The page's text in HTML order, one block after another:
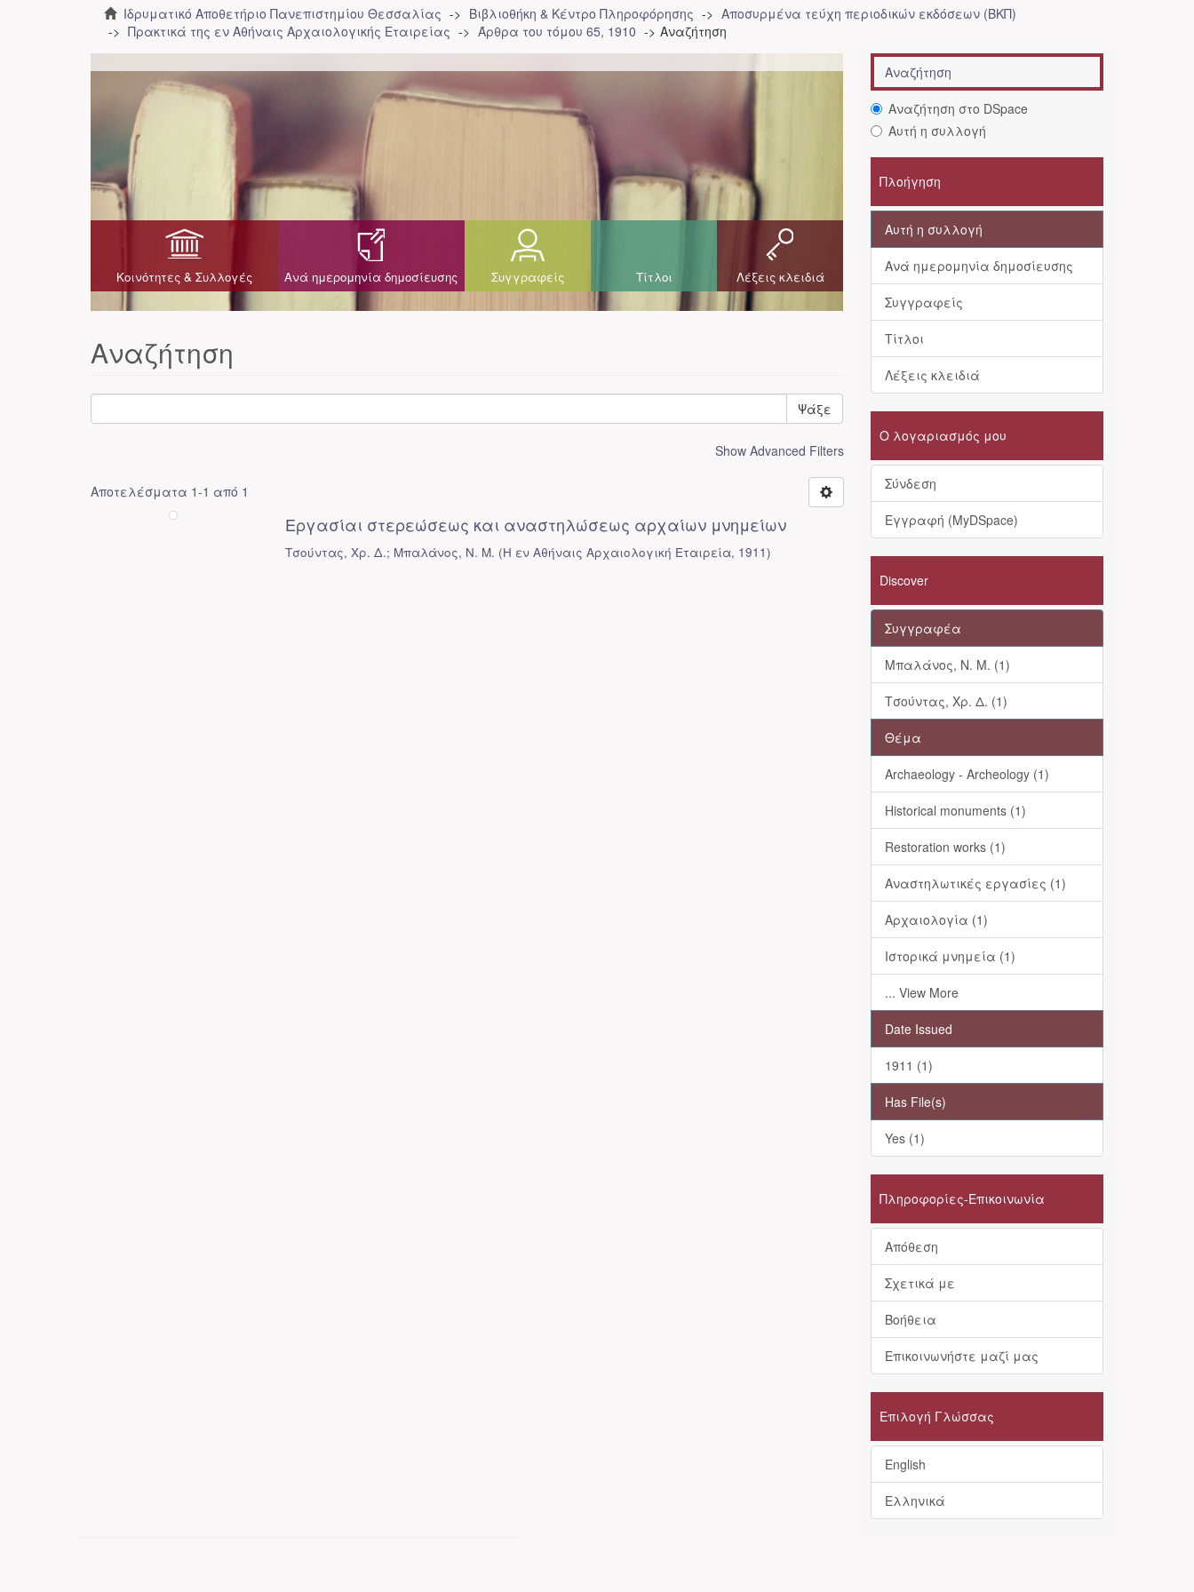
Ιδρυματικό Αποθετήριο Πανεπιστημίου Θεσσαλίας Βιβλιοθήκη & Κέντρο Πληροφόρησης
Αποσυρμένα τεύχη περιοδικών εκδόσεων (ΒΚΠ)
Πρακτικά της εν Αθήναις Αρχαιολογικής Εταιρείας
Άρθρα του τόμου 65, 1910 Αναζήτηση
Κοινότητες & Συλλογές Ανά ημερομηνία δημοσίευσης Συγγραφείς Τίτλοι Λέξεις κλειδιά
Αναζήτηση
Ψάξε
Show Advanced Filters
Αποτελέσματα 1-1 από 1
Εργασίαι στερεώσεως και αναστηλώσεως αρχαίων μνημείων
Τσούντας, Χρ. Δ.; Μπαλάνος, Ν. Μ. (Η εν Αθήναις Αρχαιολογική Εταιρεία, 1911)
Αναζήτηση στο DSpace
Αυτή η συλλογή
Πλοήγηση
Αυτή η συλλογή
Ανά ημερομηνία δημοσίευσης
Συγγραφείς
Τίτλοι
Λέξεις κλειδιά
Ο λογαριασμός μου
Σύνδεση
Εγγραφή (MyDSpace)
Discover
Συγγραφέα
Μπαλάνος, Ν. Μ. (1)
Τσούντας, Χρ. Δ. (1)
Θέμα
Archaeology - Archeology (1)
Historical monuments (1)
Restoration works (1)
Αναστηλωτικές εργασίες (1)
Αρχαιολογία (1)
Ιστορικά μνημεία (1)
... View More
Date Issued
1911 (1)
Has File(s)
Yes (1)
Πληροφορίες-Επικοινωνία
Απόθεση
Σχετικά με
Βοήθεια
Επικοινωνήστε μαζί μας
Επιλογή Γλώσσας
English
Ελληνικά